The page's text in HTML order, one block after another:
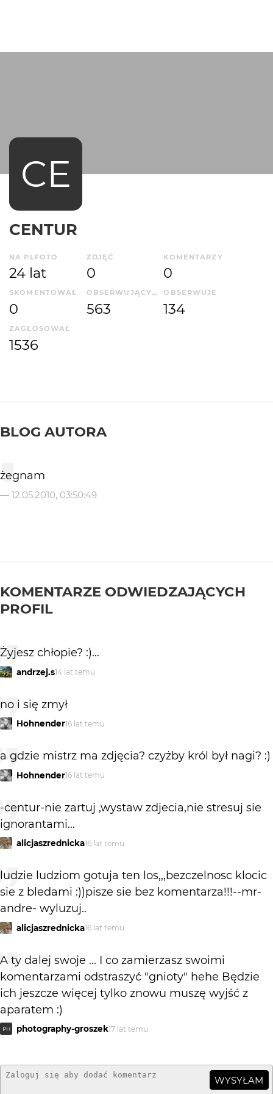
CE
CENTUR
NA PLFOTO
24 lat
ZDJĘĆ
0
KOMENTARZY
0
SKOMENTOWAŁ
0
OBSERWUJĄCYCH
563
OBSERWUJE
134
ZAGŁOSOWAŁ
1536
BLOG AUTORA
żegnam
— 12.05.2010, 03:50:49
KOMENTARZE ODWIEDZAJĄCYCH
PROFIL
Żyjesz chłopie? :)...
andrzej.s14 lat temu
no i się zmył
Hohnender16 lat temu
a gdzie mistrz ma zdjęcia? czyżby król był nagi? :)
Hohnender16 lat temu
-centur-nie zartuj ,wystaw zdjecia,nie stresuj sie
ignorantami...
alicjaszrednicka16 lat temu
ludzie ludziom gotuja ten los,,,bezczelnosc klocic
sie z bledami :))pisze sie bez komentarza!!!--mr-
andre- wyluzuj..
alicjaszrednicka16 lat temu
A ty dalej swoje ... I co zamierzasz swoimi
komentarzami odstraszyć "gnioty" hehe Będzie
ich jeszcze więcej tylko znowu muszę wyjść z
aparatem :)
PH photography-groszek17 lat temu
WYSYŁAM